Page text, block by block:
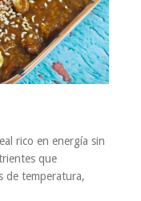
rico en energía sin
que
de temperatura,